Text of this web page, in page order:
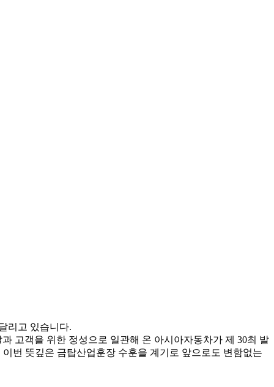
리고 있습니다.
고객을 위한 정성으로 일관해 온 아시아자동차가 제 30최 발
번 뜻깊은 금탑산업훈장 수훈을 계기로 앞으로도 변함없는